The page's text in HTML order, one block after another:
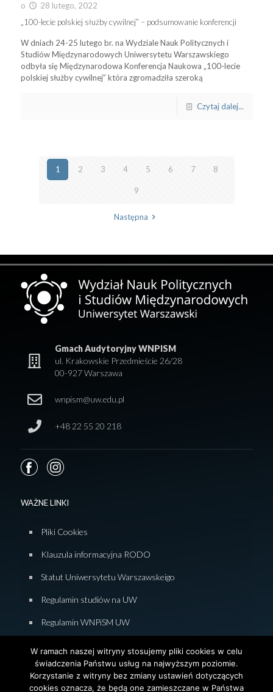
o
28 lutego, 2022
„100-lecie polskiej służby cywilnej” – podsumowanie konferencji
W dniach 24-25 lutego br. na Wydziale Nauk Politycznych i
Studiów Międzynarodowych Uniwersytetu Warszawskiego
odbyła się Międzynarodowa Konferencja Naukowa „100-lecie
polskiej służby cywilnej” która zgromadziła szeroką
Czytaj dalej...
1 2 3 4 5 6 7 8
9
Następna
Gmach Audytoryjny WNPISM
ul. Krakowskie Przedmieście 26/28
00-927 Warszawa
wnpism@uw.edu.pl
+48 22 55 20 218
WAŻNE LINKI
Pliki Cookies
Klauzula informacyjna RODO
Statut Uniwersytetu Warszawskeigo
Regulamin studiów na UW
Regulamin WNPiSM UW
Deklaracja dostępności WNPiSM
W ramach naszej witryny stosujemy pliki cookies w celu
świadczenia Państwu usług na najwyższym poziomie.
Korzystanie z witryny bez zmiany ustawień dotyczących
cookies oznacza, że będą one zamieszczane w Państwa